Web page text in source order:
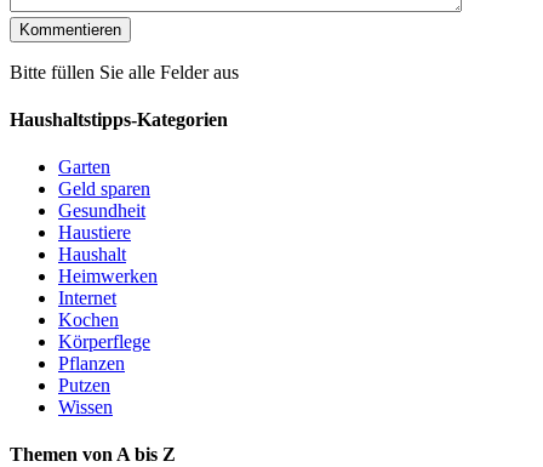
Bitte füllen Sie alle Felder aus
Haushaltstipps-Kategorien
Garten
Geld sparen
Gesundheit
Haustiere
Haushalt
Heimwerken
Internet
Kochen
Körperflege
Pflanzen
Putzen
Wissen
Themen von A bis Z